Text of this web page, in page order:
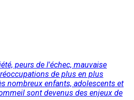
peurs de l'échec, mauvaise
de plus en plus
nombreux enfants, adolescents et
sont devenus des enjeux de